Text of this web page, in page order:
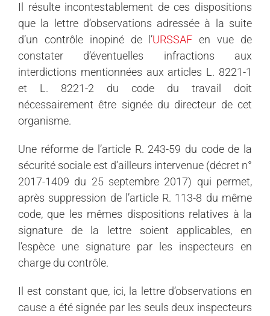
Il résulte incontestablement de ces dispositions
que la lettre d’observations adressée à la suite
d’un contrôle inopiné de l’URSSAF en vue de
constater d’éventuelles infractions aux
interdictions mentionnées aux articles L. 8221-1
et L. 8221-2 du code du travail doit
nécessairement être signée du directeur de cet
organisme.
Une réforme de l’article R. 243-59 du code de la
sécurité sociale est d’ailleurs intervenue (décret n°
2017-1409 du 25 septembre 2017) qui permet,
après suppression de l’article R. 113-8 du même
code, que les mêmes dispositions relatives à la
signature de la lettre soient applicables, en
l’espèce une signature par les inspecteurs en
charge du contrôle.
Il est constant que, ici, la lettre d’observations en
cause a été signée par les seuls deux inspecteurs